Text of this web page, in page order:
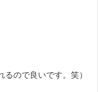
ので良いです。笑）